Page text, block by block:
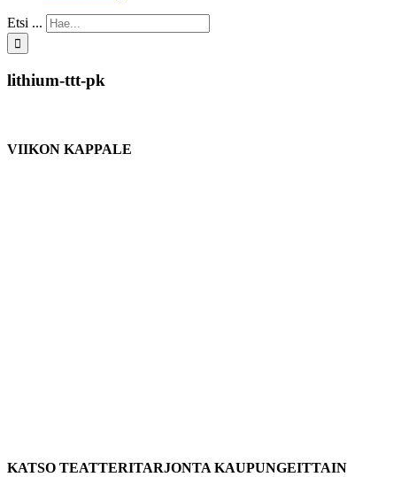
Etsi ...
lithium-ttt-pk
VIIKON KAPPALE
KATSO TEATTERITARJONTA KAUPUNGEITTAIN